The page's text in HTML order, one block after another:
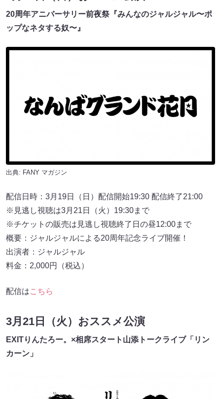
20周年アニバーサリー前夜祭『みんなのジャルジャル〜ポ
ップなネタする奴〜』
出典: FANY マガジン
配信日時：3月19日（日）配信開始19:30 配信終了21:00
※見逃し視聴は3月21日（火）19:30まで
※チケットの販売は見逃し視聴終了日の昼12:00まで
概要：ジャルジャルによる20周年記念ライブ開催！
出演者：ジャルジャル
料金：2,000円（税込）
配信はこちら
3月21日（火）おススメ公演
EXITりんたろー。×相席スタート⼭添トークライブ「リン
カーン」